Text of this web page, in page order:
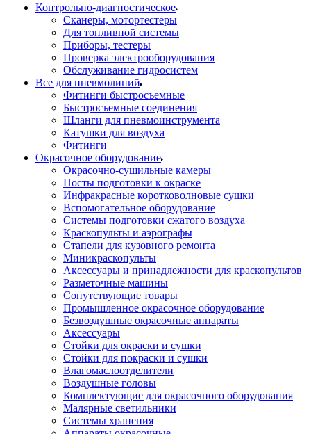
Контрольно-диагностическое
Сканеры, мотортестеры
Для топливной системы
Приборы, тестеры
Проверка электрооборудования
Обслуживание гидросистем
Все для пневмолиний
Фитинги быстросъемные
Быстросъемные соединения
Шланги для пневмоинструмента
Катушки для воздуха
Фитинги
Окрасочное оборудование
Окрасочно-сушильные камеры
Посты подготовки к окраске
Инфракрасные коротковолновые сушки
Вспомогательное оборудование
Системы подготовки сжатого воздуха
Краскопульты и аэрографы
Стапели для кузовного ремонта
Миникраскопульты
Аксессуары и принадлежности для краскопультов
Разметочные машины
Сопутствующие товары
Промышленное окрасочное оборудование
Безвоздушные окрасочные аппараты
Аксессуары
Стойки для окраски и сушки
Стойки для покраски и сушки
Влагомаслоотделители
Воздушные головы
Комплектующие для окрасочного оборудования
Малярные светильники
Системы хранения